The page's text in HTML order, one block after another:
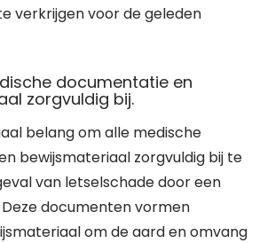
verkrijgen voor de geleden
documentatie en
zorgvuldig bij.
belang om alle medische
bewijsmateriaal zorgvuldig bij te
van letselschade door een
documenten vormen
om de aard en omvang